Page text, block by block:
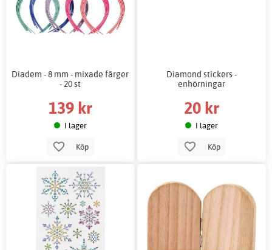
Diadem - 8 mm - mixade färger
- 20 st
139 kr
I lager
Köp
Diamond stickers -
enhörningar
20 kr
I lager
Köp